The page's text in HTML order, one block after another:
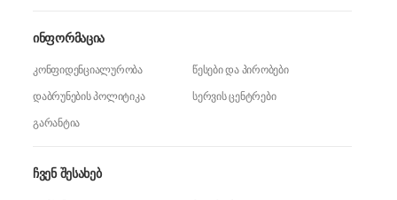
ჩვენ შესახებ
ინფორმაცია
კონფიდენციალურობა
წესები და პირობები
დაბრუნების პოლიტიკა
სერვის ცენტრები
გარანტია